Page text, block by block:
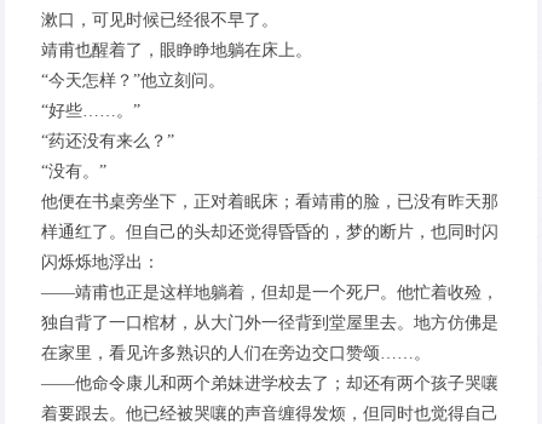
漱口，可见时候已经很不早了。
靖甫也醒着了，眼睁睁地躺在床上。
“今天怎样？”他立刻问。
“好些……。”
“药还没有来么？”
“没有。”
他便在书桌旁坐下，正对着眠床；看靖甫的脸，已没有昨天那
样通红了。但自己的头却还觉得昏昏的，梦的断片，也同时闪
闪烁烁地浮出：
——靖甫也正是这样地躺着，但却是一个死尸。他忙着收殓，
独自背了一口棺材，从大门外一径背到堂屋里去。地方仿佛是
在家里，看见许多熟识的人们在旁边交口赞颂……。
——他命令康儿和两个弟妹进学校去了；却还有两个孩子哭嚷
着要跟去。他已经被哭嚷的声音缠得发烦，但同时也觉得自己